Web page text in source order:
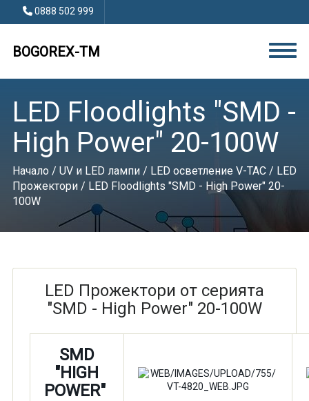
0888 502 999
BOGOREX-TM
LED Floodlights "SMD -
High Power" 20-100W
Начало / UV и LED лампи/ LED осветление V-TAC/ LED
Прожектори/ LED Floodlights "SMD - High Power" 20-
100W
LED Прожектори от серията
"SMD - High Power" 20-100W
SMD
"HIGH
POWER"